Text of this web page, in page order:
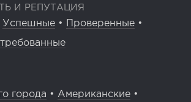
И РЕПУТАЦИЯ
Успешные • Проверенные •
города • Американские •